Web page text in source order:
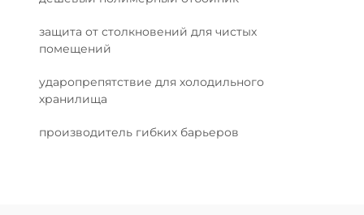
защита от столкновений для чистых
помещений
ударопрепятствие для холодильного
хранилища
производитель гибких барьеров